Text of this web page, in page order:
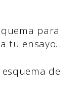
para
tu ensayo.
de